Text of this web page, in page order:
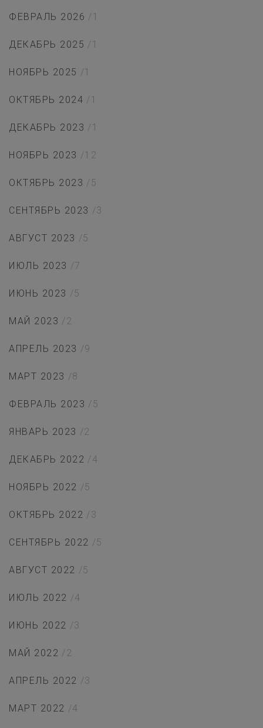
ФЕВРАЛЬ 2026 /1
ДЕКАБРЬ 2025 /1
НОЯБРЬ 2025 /1
ОКТЯБРЬ 2024 /1
ДЕКАБРЬ 2023 /1
НОЯБРЬ 2023 /12
ОКТЯБРЬ 2023 /5
СЕНТЯБРЬ 2023 /3
АВГУСТ 2023 /5
ИЮЛЬ 2023 /7
ИЮНЬ 2023 /5
МАЙ 2023 /2
АПРЕЛЬ 2023 /9
МАРТ 2023 /8
ФЕВРАЛЬ 2023 /5
ЯНВАРЬ 2023 /2
ДЕКАБРЬ 2022 /4
НОЯБРЬ 2022 /5
ОКТЯБРЬ 2022 /3
СЕНТЯБРЬ 2022 /5
АВГУСТ 2022 /5
ИЮЛЬ 2022 /4
ИЮНЬ 2022 /3
МАЙ 2022 /2
АПРЕЛЬ 2022 /3
МАРТ 2022 /4